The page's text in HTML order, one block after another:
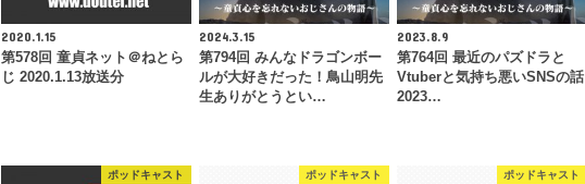
2020.1.15
第578回 童貞ネット＠ねとら
じ 2020.1.13放送分
2024.3.15
第794回 みんなドラゴンボー
ルが大好きだった！鳥山明先
生ありがとうとい…
2023.8.9
第764回 最近のパズドラと
Vtuberと気持ち悪いSNSの話
2023…
ポッドキャスト ポッドキャスト ポッドキャスト